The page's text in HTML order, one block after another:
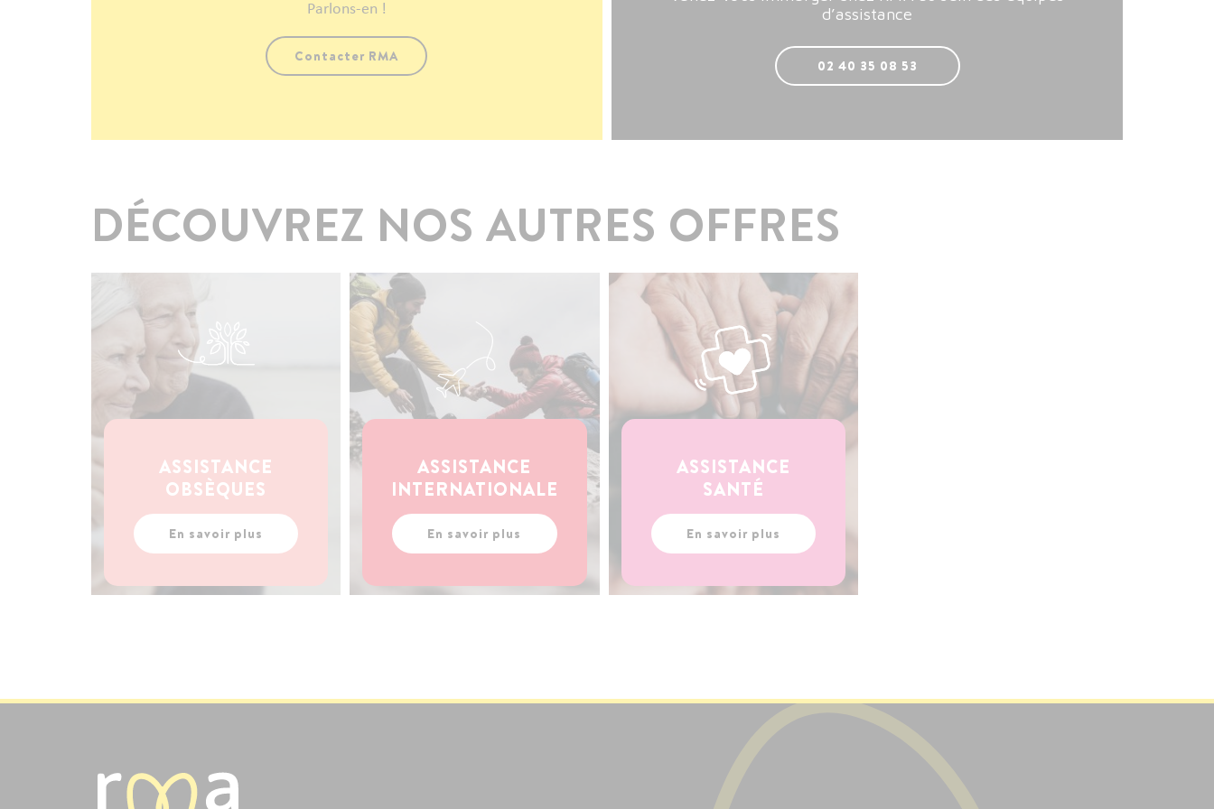
Parlons-en !
Contacter RMA
d’assistance
02 40 35 08 53
DÉCOUVREZ NOS AUTRES OFFRES
ASSISTANCE
OBSÈQUES
En savoir plus
ASSISTANCE
INTERNATIONALE
En savoir plus
ASSISTANCE
SANTÉ
En savoir plus